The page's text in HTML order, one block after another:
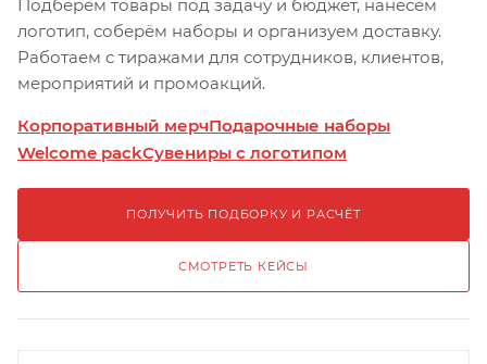
Подберём товары под задачу и бюджет, нанесём
логотип, соберём наборы и организуем доставку.
Работаем с тиражами для сотрудников, клиентов,
мероприятий и промоакций.
Корпоративный мерчПодарочные наборы
Welcome packСувениры с логотипом
ПОЛУЧИТЬ ПОДБОРКУ И РАСЧЁТ
СМОТРЕТЬ КЕЙСЫ